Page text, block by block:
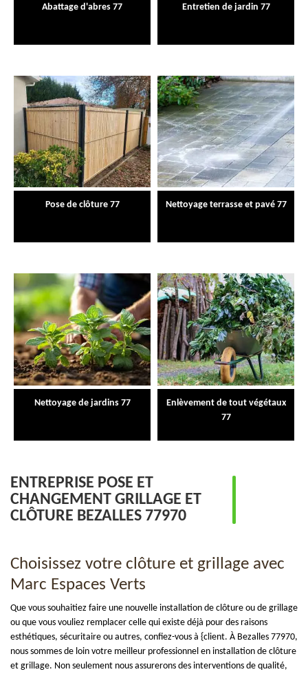
Abattage d'abres 77 Entretien de jardin 77
Pose de clôture 77 Nettoyage terrasse et pavé 77
Nettoyage de jardins 77
Enlèvement de tout végétaux
77
ENTREPRISE POSE ET
CHANGEMENT GRILLAGE ET
CLÔTURE BEZALLES 77970
Choisissez votre clôture et grillage avec
Marc Espaces Verts
Que vous souhaitiez faire une nouvelle installation de clôture ou de grillage
ou que vous vouliez remplacer celle qui existe déjà pour des raisons
esthétiques, sécuritaire ou autres, confiez-vous à {client. À Bezalles 77970,
nous sommes de loin votre meilleur professionnel en installation de clôture
et grillage. Non seulement nous assurerons des interventions de qualité,